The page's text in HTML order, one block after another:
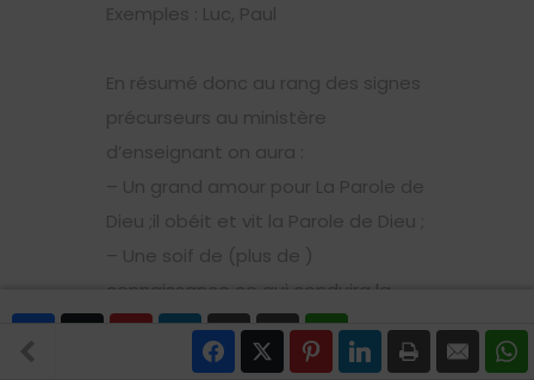
Exemples : Luc, Paul
En résumé donc au rang des signes
précurseurs au ministère
d’enseignant on aura :
– Un grand amour pour La Parole de
Dieu ;il obéit et vit la Parole de Dieu ;
– Une soif de (plus de )
connaissance ce qui conduira la
personne à beaucoup lire la Parole
de Dieu et des livres chrétiens ;
PinterestLinkedInPrint Email WhatsApp